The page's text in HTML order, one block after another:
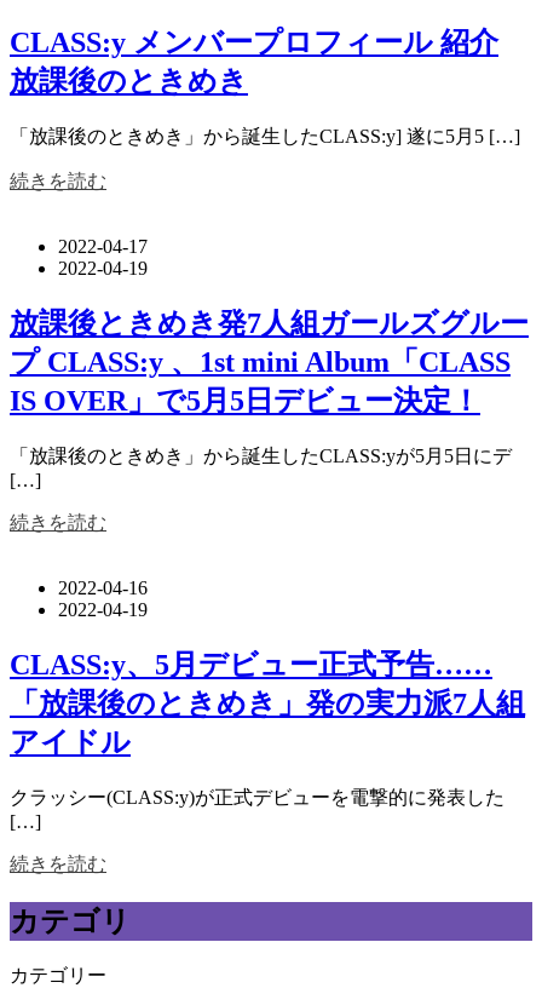
CLASS:y メンバープロフィール 紹介
放課後のときめき
「放課後のときめき」から誕生したCLASS:y] 遂に5月5 […]
続きを読む
2022-04-17
2022-04-19
放課後ときめき発7人組ガールズグルー
プ CLASS:y 、1st mini Album「CLASS
IS OVER」で5月5日デビュー決定！
「放課後のときめき」から誕生したCLASS:yが5月5日にデ
[…]
続きを読む
2022-04-16
2022-04-19
CLASS:y、5月デビュー正式予告……
「放課後のときめき」発の実力派7人組
アイドル
クラッシー(CLASS:y)が正式デビューを電撃的に発表した
[…]
続きを読む
カテゴリ
カテゴリー